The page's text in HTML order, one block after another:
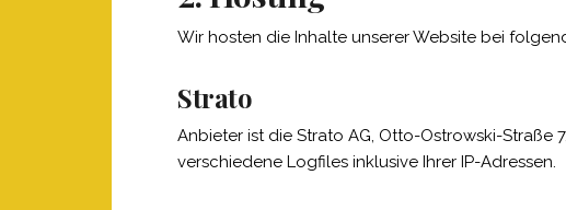
Wir hosten die Inhalte unserer Website bei
Strato
Anbieter ist die Strato AG, Otto-Ostrowski-Straße
verschiedene Logfiles inklusive Ihrer IP-Adressen.